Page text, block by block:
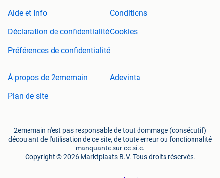
Aide et Info
Conditions
Déclaration de confidentialitéCookies
Préférences de confidentialité
À propos de 2ememain
Adevinta
Plan de site
2ememain n'est pas responsable de tout dommage (consécutif)
découlant de l'utilisation de ce site, de toute erreur ou fonctionnalité
manquante sur ce site.
Copyright © 2026 Marktplaats B.V. Tous droits réservés.